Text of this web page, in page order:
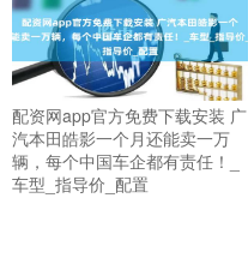
配资网app官方免费下载安装 广
汽本田皓影一个月还能卖一万
辆，每个中国车企都有责任！_
车型_指导价_配置